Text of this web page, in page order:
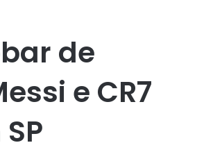
de
e CR7